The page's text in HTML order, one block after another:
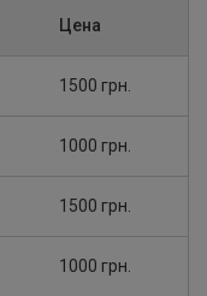
Цена
1500 грн.
1000 грн.
1500 грн.
1000 грн.